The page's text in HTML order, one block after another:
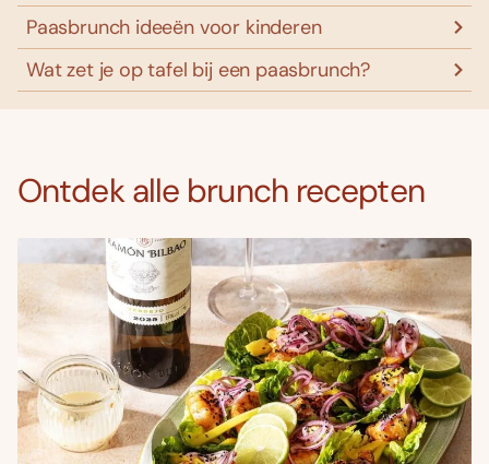
Paasbrunch ideeën voor kinderen
Wat zet je op tafel bij een paasbrunch?
Ontdek alle brunch recepten